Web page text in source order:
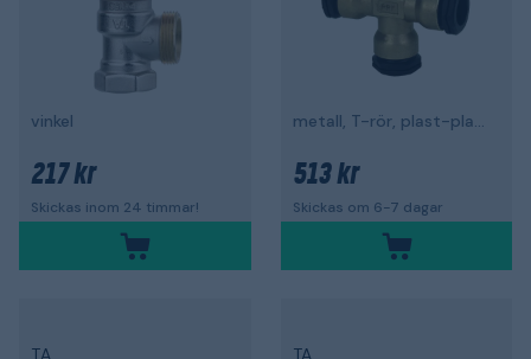
vinkel
217 kr
Skickas inom 24 timmar!
metall, T-rör, plast-plast-plast
513 kr
Skickas om 6-7 dagar
TA TA